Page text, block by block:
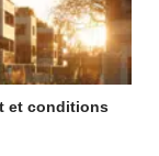
et conditions